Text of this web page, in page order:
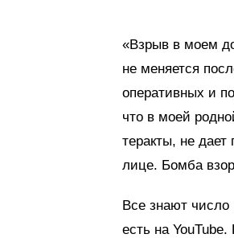
«Взрыв в моем
не меняется
оперативных и
что в моей
теракты, не
лице. Бомба
Все знают
есть на